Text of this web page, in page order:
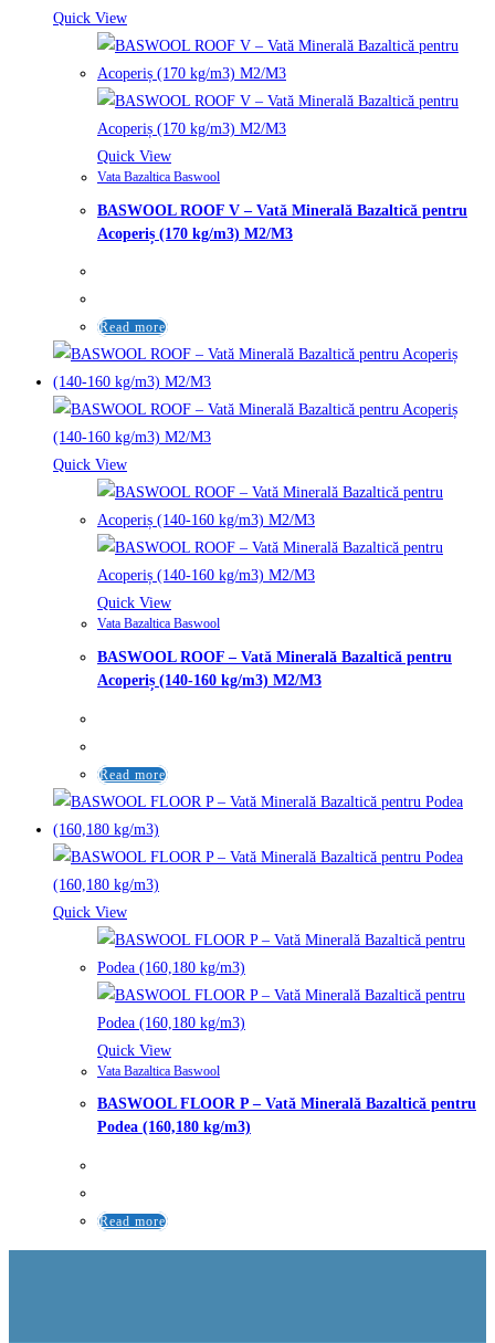
Quick View
Quick View
Vata Bazaltica Baswool
BASWOOL ROOF V – Vată Minerală Bazaltică pentru
Acoperiș (170 kg/m3) M2/M3
Read more
Quick View
Quick View
Vata Bazaltica Baswool
BASWOOL ROOF – Vată Minerală Bazaltică pentru
Acoperiș (140-160 kg/m3) M2/M3
Read more
Quick View
Quick View
Vata Bazaltica Baswool
BASWOOL FLOOR P – Vată Minerală Bazaltică pentru
Podea (160,180 kg/m3)
Read more